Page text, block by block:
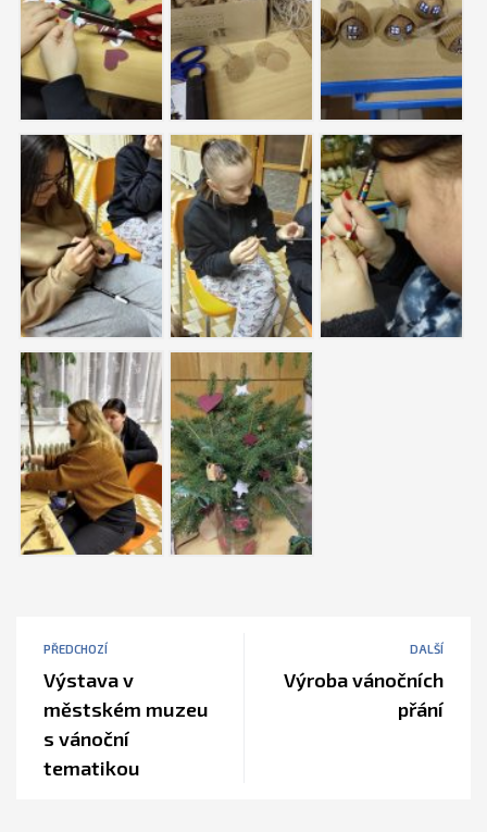
PŘEDCHOZÍ
Výstava v
městském muzeu
s vánoční
tematikou
DALŠÍ
Výroba vánočních
přání